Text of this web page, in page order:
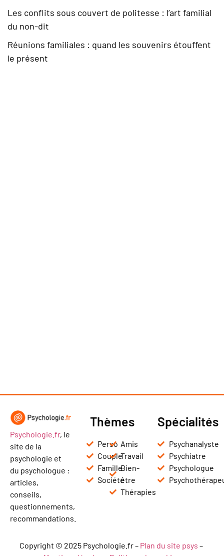
Les conflits sous couvert de politesse : l’art familial
du non-dit
Réunions familiales : quand les souvenirs étouffent
le présent
Psychologie.fr, le
site de la
psychologie et
du psychologue :
articles,
conseils,
questionnements,
recommandations.
Thèmes
Perso
Couple
Famille
Société
Amis
Travail
Bien-
être
Thérapies
Spécialités
Psychanalyste
Psychiatre
Psychologue
Copyright © 2025 Psychologie.fr – Plan du site psys –